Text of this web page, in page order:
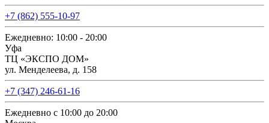
+7 (862) 555-10-97
Ежедневно: 10:00 - 20:00
Уфа
ТЦ «ЭКСПО ДОМ»
ул. Менделеева, д. 158
+7 (347) 246-61-16
Ежедневно с 10:00 до 20:00